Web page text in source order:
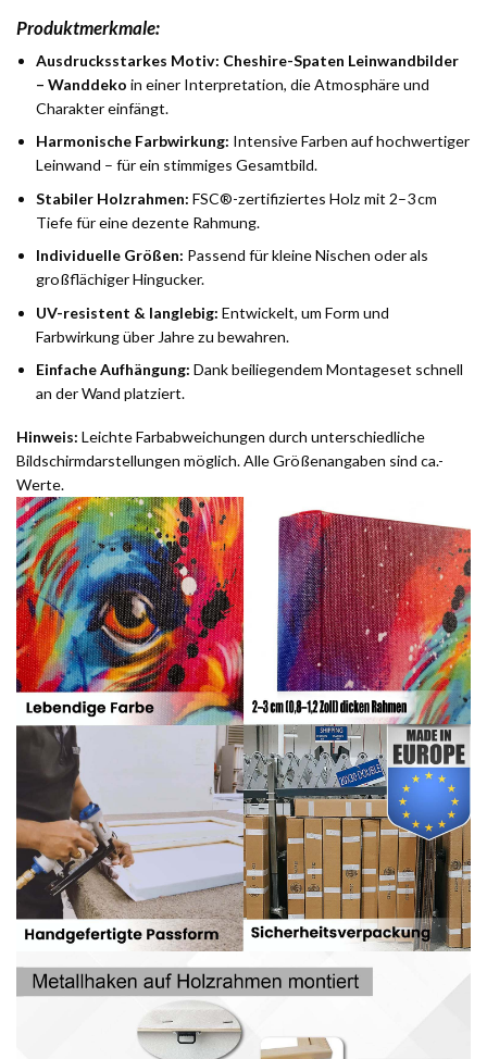
Produktmerkmale:
Ausdrucksstarkes Motiv: Cheshire-Spaten Leinwandbilder
– Wanddeko in einer Interpretation, die Atmosphäre und
Charakter einfängt.
Harmonische Farbwirkung: Intensive Farben auf hochwertiger
Leinwand – für ein stimmiges Gesamtbild.
Stabiler Holzrahmen: FSC®-zertifiziertes Holz mit 2–3 cm
Tiefe für eine dezente Rahmung.
Individuelle Größen: Passend für kleine Nischen oder als
großflächiger Hingucker.
UV-resistent & langlebig: Entwickelt, um Form und
Farbwirkung über Jahre zu bewahren.
Einfache Aufhängung: Dank beiliegendem Montageset schnell
an der Wand platziert.
Hinweis: Leichte Farbabweichungen durch unterschiedliche
Bildschirmdarstellungen möglich. Alle Größenangaben sind ca.-
Werte.